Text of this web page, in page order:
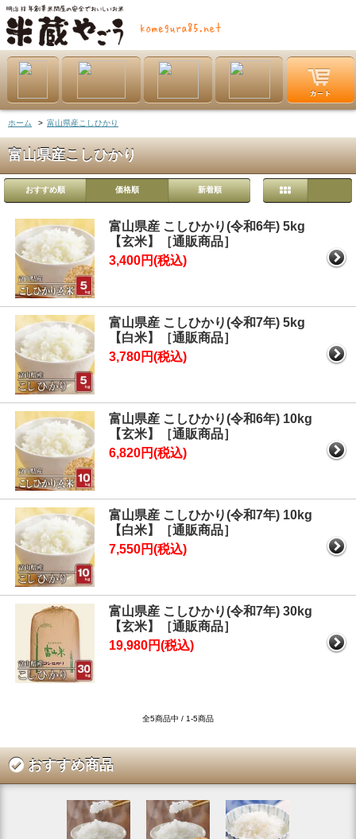
ホーム > 富山県産こしひかり
富山県産こしひかり
おすすめ順 価格順 新着順
富山県産 こしひかり(令和6年) 5kg
【玄米】［通販商品］
3,400円(税込)
富山県産 こしひかり(令和7年) 5kg
【白米】［通販商品］
3,780円(税込)
富山県産 こしひかり(令和6年) 10kg
【玄米】［通販商品］
6,820円(税込)
富山県産 こしひかり(令和7年) 10kg
【白米】［通販商品］
7,550円(税込)
富山県産 こしひかり(令和7年) 30kg
【玄米】［通販商品］
19,980円(税込)
全5商品中 / 1-5商品
おすすめ商品